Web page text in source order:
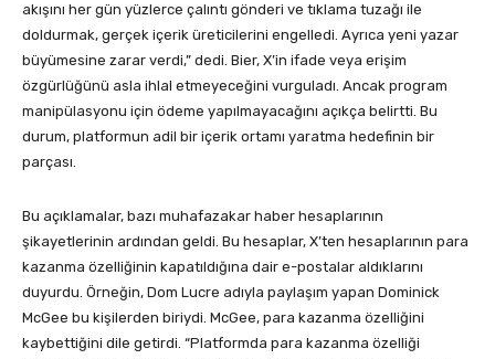
akışını her gün yüzlerce çalıntı gönderi ve tıklama tuzağı ile
doldurmak, gerçek içerik üreticilerini engelledi. Ayrıca yeni yazar
büyümesine zarar verdi,” dedi. Bier, X’in ifade veya erişim
özgürlüğünü asla ihlal etmeyeceğini vurguladı. Ancak program
manipülasyonu için ödeme yapılmayacağını açıkça belirtti. Bu
durum, platformun adil bir içerik ortamı yaratma hedefinin bir
parçası.
Bu açıklamalar, bazı muhafazakar haber hesaplarının
şikayetlerinin ardından geldi. Bu hesaplar, X’ten hesaplarının para
kazanma özelliğinin kapatıldığına dair e-postalar aldıklarını
duyurdu. Örneğin, Dom Lucre adıyla paylaşım yapan Dominick
McGee bu kişilerden biriydi. McGee, para kazanma özelliğini
kaybettiğini dile getirdi. “Platformda para kazanma özelliği